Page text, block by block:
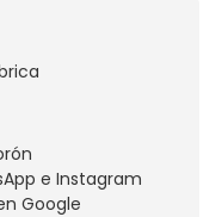
e Instagram
Google